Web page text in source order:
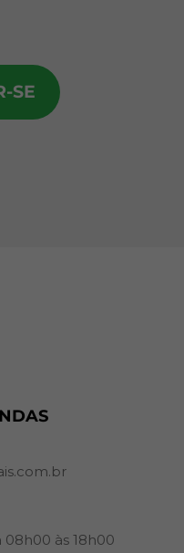
SE
08h00 às 18h00